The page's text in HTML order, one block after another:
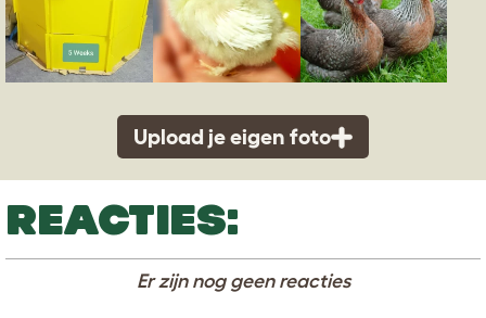
Upload je eigen foto
REACTIES:
Er zijn nog geen reacties